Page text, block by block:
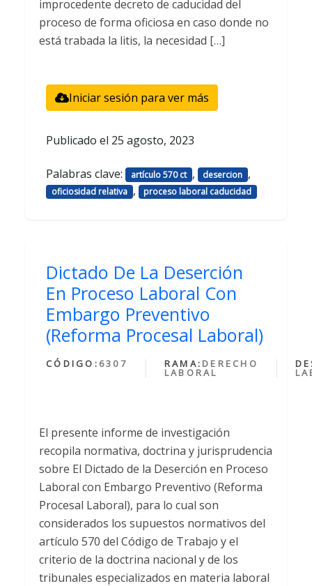
improcedente decreto de caducidad del
proceso de forma oficiosa en caso donde no
está trabada la litis, la necesidad […]
Iniciar sesión para ver más
Publicado el 25 agosto, 2023
Palabras clave: artículo 570 ct , desercion ,
oficiosidad relativa , proceso laboral caducidad
Dictado De La Deserción
En Proceso Laboral Con
Embargo Preventivo
(Reforma Procesal Laboral)
CÓDIGO: 6307 RAMA: DERECHO
LABORAL
El presente informe de investigación
recopila normativa, doctrina y jurisprudencia
sobre El Dictado de la Deserción en Proceso
Laboral con Embargo Preventivo (Reforma
Procesal Laboral), para lo cual son
considerados los supuestos normativos del
artículo 570 del Código de Trabajo y el
criterio de la doctrina nacional y de los
tribunales especializados en materia laboral